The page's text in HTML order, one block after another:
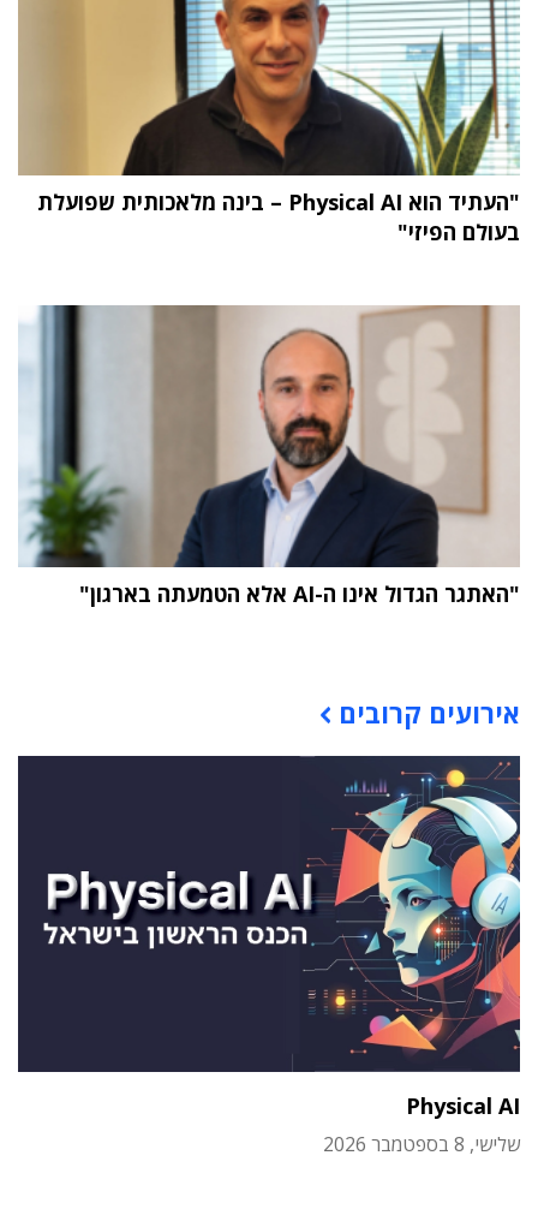
"העתיד הוא Physical AI – בינה מלאכותית שפועלת
בעולם הפיזי"
"האתגר הגדול אינו ה-AI אלא הטמעתה בארגון"
אירועים קרובים
Physical AI
שלישי, 8 בספטמבר 2026